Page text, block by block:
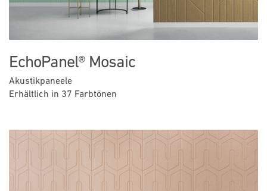
EchoPanel® Mosaic
Akustikpaneele
Erhältlich in 37 Farbtönen